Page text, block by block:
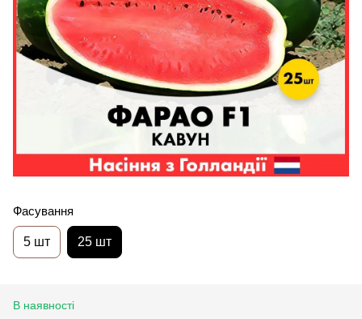
Фасування
5 шт 25 шт
В наявності